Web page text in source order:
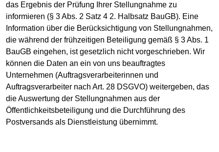
das Ergebnis der Prüfung Ihrer Stellungnahme zu
informieren (§ 3 Abs. 2 Satz 4 2. Halbsatz BauGB). Eine
Information über die Berücksichtigung von Stellungnahmen,
die während der frühzeitigen Beteiligung gemäß § 3 Abs. 1
BauGB eingehen, ist gesetzlich nicht vorgeschrieben. Wir
können die Daten an ein von uns beauftragtes
Unternehmen (Auftragsverarbeiterinnen und
Auftragsverarbeiter nach Art. 28 DSGVO) weitergeben, das
die Auswertung der Stellungnahmen aus der
Öffentlichkeitsbeteiligung und die Durchführung des
Postversands als Dienstleistung übernimmt.